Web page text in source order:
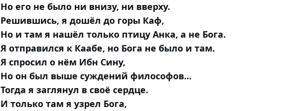
Но его не было ни внизу, ни вверху.
Решившись, я дошёл до горы Каф,
Но и там я нашёл только птицу Анка, а не Бога.
Я отправился к Каабе, но Бога не было и там.
Я спросил о нём Ибн Сину,
Но он был выше суждений философов...
Тогда я заглянул в своё сердце.
И только там я узрел Бога,